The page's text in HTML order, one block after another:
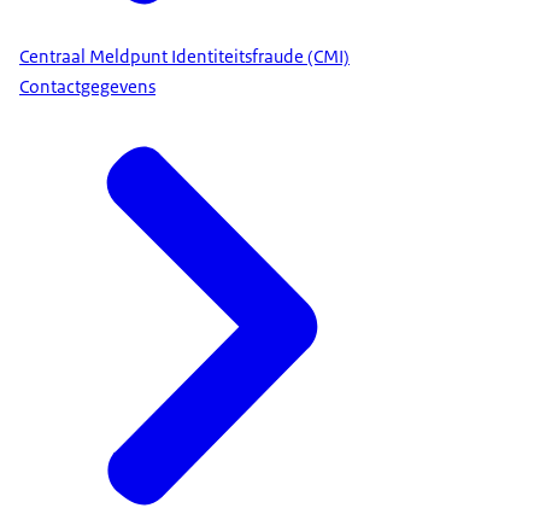
Centraal Meldpunt Identiteitsfraude (CMI)
Contactgegevens